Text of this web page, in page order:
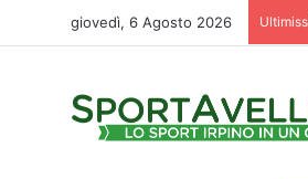
giovedì, 6 Agosto 2026